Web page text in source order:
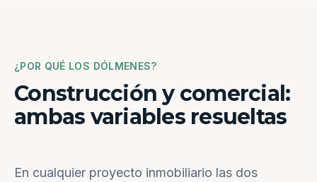
¿POR QUÉ LOS DÓLMENES?
Construcción y comercial:
ambas variables resueltas
En cualquier proyecto inmobiliario las dos